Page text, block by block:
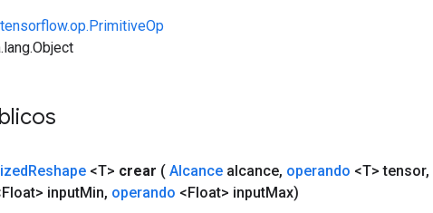
Reshape <T> crear ( Alcance alcance, operando <T> tensor,
inputMin, operando <Float> inputMax)